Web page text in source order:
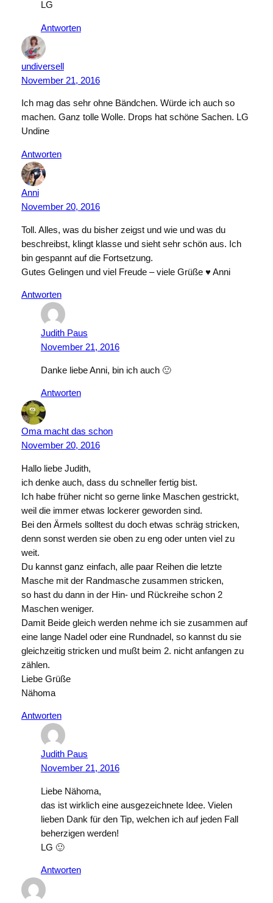
LG
Antworten
undiversell
November 21, 2016
Ich mag das sehr ohne Bändchen. Würde ich auch so
machen. Ganz tolle Wolle. Drops hat schöne Sachen. LG
Undine
Antworten
Anni
November 20, 2016
Toll. Alles, was du bisher zeigst und wie und was du
beschreibst, klingt klasse und sieht sehr schön aus. Ich
bin gespannt auf die Fortsetzung.
Gutes Gelingen und viel Freude – viele Grüße ♥ Anni
Antworten
Judith Paus
November 21, 2016
Danke liebe Anni, bin ich auch 🙂
Antworten
Oma macht das schon
November 20, 2016
Hallo liebe Judith,
ich denke auch, dass du schneller fertig bist.
Ich habe früher nicht so gerne linke Maschen gestrickt,
weil die immer etwas lockerer geworden sind.
Bei den Ärmels solltest du doch etwas schräg stricken,
denn sonst werden sie oben zu eng oder unten viel zu
weit.
Du kannst ganz einfach, alle paar Reihen die letzte
Masche mit der Randmasche zusammen stricken,
so hast du dann in der Hin- und Rückreihe schon 2
Maschen weniger.
Damit Beide gleich werden nehme ich sie zusammen auf
eine lange Nadel oder eine Rundnadel, so kannst du sie
gleichzeitig stricken und mußt beim 2. nicht anfangen zu
zählen.
Liebe Grüße
Nähoma
Antworten
Judith Paus
November 21, 2016
Liebe Nähoma,
das ist wirklich eine ausgezeichnete Idee. Vielen
lieben Dank für den Tip, welchen ich auf jeden Fall
beherzigen werden!
LG 🙂
Antworten